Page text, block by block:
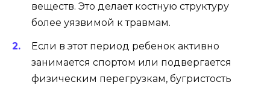
веществ. Это делает костную структуру
более уязвимой к травмам.
Если в этот период ребенок активно
занимается спортом или подвергается
физическим перегрузкам, бугристость